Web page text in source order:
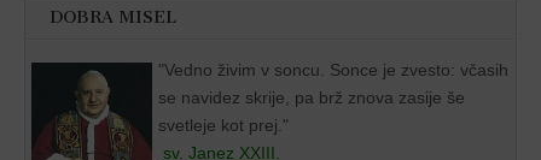
DOBRA MISEL
"Vedno živim v soncu. Sonce je zvesto: včasih
se navidez skrije, pa brž znova zasije še
svetleje kot prej."
sv. Janez XXIII.